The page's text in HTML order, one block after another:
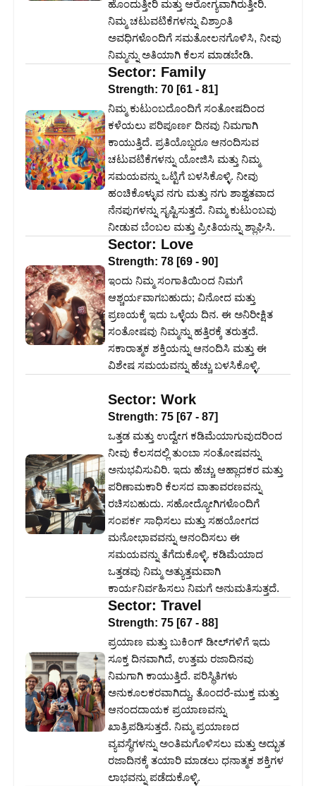
ಹೊಂದುತ್ತೀರಿ ಮತ್ತು ಆರೋಗ್ಯವಾಗಿರುತ್ತೀರಿ.
ನಿಮ್ಮ ಚಟುವಟಿಕೆಗಳನ್ನು ವಿಶ್ರಾಂತಿ
ಅವಧಿಗಳೊಂದಿಗೆ ಸಮತೋಲನಗೊಳಿಸಿ, ನೀವು
ನಿಮ್ಮನ್ನು ಅತಿಯಾಗಿ ಕೆಲಸ ಮಾಡಬೇಡಿ.
Sector: Family
Strength: 70 [61 - 81]
ನಿಮ್ಮ ಕುಟುಂಬದೊಂದಿಗೆ ಸಂತೋಷದಿಂದ
ಕಳೆಯಲು ಪರಿಪೂರ್ಣ ದಿನವು ನಿಮಗಾಗಿ
ಕಾಯುತ್ತಿದೆ. ಪ್ರತಿಯೊಬ್ಬರೂ ಆನಂದಿಸುವ
ಚಟುವಟಿಕೆಗಳನ್ನು ಯೋಜಿಸಿ ಮತ್ತು ನಿಮ್ಮ
ಸಮಯವನ್ನು ಒಟ್ಟಿಗೆ ಬಳಸಿಕೊಳ್ಳಿ. ನೀವು
ಹಂಚಿಕೊಳ್ಳುವ ನಗು ಮತ್ತು ನಗು ಶಾಶ್ವತವಾದ
ನೆನಪುಗಳನ್ನು ಸೃಷ್ಟಿಸುತ್ತದೆ. ನಿಮ್ಮ ಕುಟುಂಬವು
ನೀಡುವ ಬೆಂಬಲ ಮತ್ತು ಪ್ರೀತಿಯನ್ನು ಶ್ಲಾಘಿಸಿ.
Sector: Love
Strength: 78 [69 - 90]
ಇಂದು ನಿಮ್ಮ ಸಂಗಾತಿಯಿಂದ ನಿಮಗೆ
ಆಶ್ಚರ್ಯವಾಗಬಹುದು; ವಿನೋದ ಮತ್ತು
ಪ್ರಣಯಕ್ಕೆ ಇದು ಒಳ್ಳೆಯ ದಿನ. ಈ ಅನಿರೀಕ್ಷಿತ
ಸಂತೋಷವು ನಿಮ್ಮನ್ನು ಹತ್ತಿರಕ್ಕೆ ತರುತ್ತದೆ.
ಸಕಾರಾತ್ಮಕ ಶಕ್ತಿಯನ್ನು ಆನಂದಿಸಿ ಮತ್ತು ಈ
ವಿಶೇಷ ಸಮಯವನ್ನು ಹೆಚ್ಚು ಬಳಸಿಕೊಳ್ಳಿ.
Sector: Work
Strength: 75 [67 - 87]
ಒತ್ತಡ ಮತ್ತು ಉದ್ವೇಗ ಕಡಿಮೆಯಾಗುವುದರಿಂದ
ನೀವು ಕೆಲಸದಲ್ಲಿ ತುಂಬಾ ಸಂತೋಷವನ್ನು
ಅನುಭವಿಸುವಿರಿ. ಇದು ಹೆಚ್ಚು ಆಹ್ಲಾದಕರ ಮತ್ತು
ಪರಿಣಾಮಕಾರಿ ಕೆಲಸದ ವಾತಾವರಣವನ್ನು
ರಚಿಸಬಹುದು. ಸಹೋದ್ಯೋಗಿಗಳೊಂದಿಗೆ
ಸಂಪರ್ಕ ಸಾಧಿಸಲು ಮತ್ತು ಸಹಯೋಗದ
ಮನೋಭಾವವನ್ನು ಆನಂದಿಸಲು ಈ
ಸಮಯವನ್ನು ತೆಗೆದುಕೊಳ್ಳಿ. ಕಡಿಮೆಯಾದ
ಒತ್ತಡವು ನಿಮ್ಮ ಅತ್ಯುತ್ತಮವಾಗಿ
ಕಾರ್ಯನಿರ್ವಹಿಸಲು ನಿಮಗೆ ಅನುಮತಿಸುತ್ತದೆ.
Sector: Travel
Strength: 75 [67 - 88]
ಪ್ರಯಾಣ ಮತ್ತು ಬುಕಿಂಗ್ ಡೀಲ್‌ಗಳಿಗೆ ಇದು
ಸೂಕ್ತ ದಿನವಾಗಿದೆ, ಉತ್ತಮ ರಜಾದಿನವು
ನಿಮಗಾಗಿ ಕಾಯುತ್ತಿದೆ. ಪರಿಸ್ಥಿತಿಗಳು
ಅನುಕೂಲಕರವಾಗಿದ್ದು, ತೊಂದರೆ-ಮುಕ್ತ ಮತ್ತು
ಆನಂದದಾಯಕ ಪ್ರಯಾಣವನ್ನು
ಖಾತ್ರಿಪಡಿಸುತ್ತದೆ. ನಿಮ್ಮ ಪ್ರಯಾಣದ
ವ್ಯವಸ್ಥೆಗಳನ್ನು ಅಂತಿಮಗೊಳಿಸಲು ಮತ್ತು ಅದ್ಭುತ
ರಜಾದಿನಕ್ಕೆ ತಯಾರಿ ಮಾಡಲು ಧನಾತ್ಮಕ ಶಕ್ತಿಗಳ
ಲಾಭವನ್ನು ಪಡೆದುಕೊಳ್ಳಿ.